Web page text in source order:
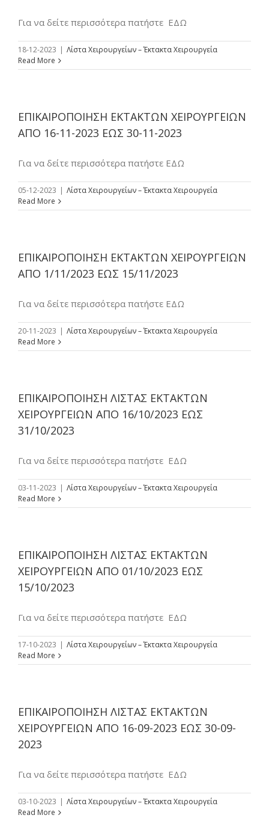
Για να δείτε περισσότερα πατήστε ΕΔΩ
18-12-2023 | Λίστα Χειρουργείων – Έκτακτα Χειρουργεία
Read More
ΕΠΙΚΑΙΡΟΠΟΙΗΣΗ ΕΚΤΑΚΤΩΝ ΧΕΙΡΟΥΡΓΕΙΩΝ
ΑΠΟ 16-11-2023 ΕΩΣ 30-11-2023
Για να δείτε περισσότερα πατήστε ΕΔΩ
05-12-2023 | Λίστα Χειρουργείων – Έκτακτα Χειρουργεία
Read More
ΕΠΙΚΑΙΡΟΠΟΙΗΣΗ ΕΚΤΑΚΤΩΝ ΧΕΙΡΟΥΡΓΕΙΩΝ
ΑΠΟ 1/11/2023 ΕΩΣ 15/11/2023
Για να δείτε περισσότερα πατήστε ΕΔΩ
20-11-2023 | Λίστα Χειρουργείων – Έκτακτα Χειρουργεία
Read More
ΕΠΙΚΑΙΡΟΠΟΙΗΣΗ ΛΙΣΤΑΣ ΕΚΤΑΚΤΩΝ
ΧΕΙΡΟΥΡΓΕΙΩΝ ΑΠΟ 16/10/2023 ΕΩΣ
31/10/2023
Για να δείτε περισσότερα πατήστε ΕΔΩ
03-11-2023 | Λίστα Χειρουργείων – Έκτακτα Χειρουργεία
Read More
ΕΠΙΚΑΙΡΟΠΟΙΗΣΗ ΛΙΣΤΑΣ ΕΚΤΑΚΤΩΝ
ΧΕΙΡΟΥΡΓΕΙΩΝ ΑΠΟ 01/10/2023 ΕΩΣ
15/10/2023
Για να δείτε περισσότερα πατήστε ΕΔΩ
17-10-2023 | Λίστα Χειρουργείων – Έκτακτα Χειρουργεία
Read More
ΕΠΙΚΑΙΡΟΠΟΙΗΣΗ ΛΙΣΤΑΣ ΕΚΤΑΚΤΩΝ
ΧΕΙΡΟΥΡΓΕΙΩΝ ΑΠΟ 16-09-2023 ΕΩΣ 30-09-
2023
Για να δείτε περισσότερα πατήστε ΕΔΩ
03-10-2023 | Λίστα Χειρουργείων – Έκτακτα Χειρουργεία
Read More